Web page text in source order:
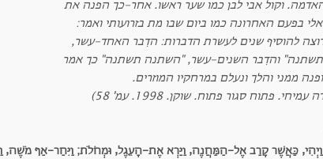
וקול אבי לבן כמו שער ראשו. אחר-כך הפנה את
אלי בפעם האחרונה כמו ביום שבו מת בזרועותי ואמר:
להוסיף שנים לעשרת הדברות: הדִבר האחד-עשר,
והדִבר השנים-עשר, "השתנה תשתנה" כך אמר
ממני והלך ונעלם במרחקיו המוזרים.
עמיחי. פתוח סגור פתוח. שוקן. 1998. עמ' 58)
וַיְהִי, כַּאֲשֶׁר קָרַב אֶל-הַמַּחֲנֶה, וַיַּרְא אֶת-הָעֵגֶל, וּמְחֹלֹת; וַיִּחַר-אַף